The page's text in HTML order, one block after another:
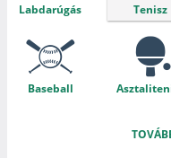
Labdarúgás Tenisz
Baseball